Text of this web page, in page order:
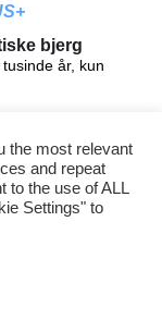
bjerg
år, kun
du måske, at de
the most relevant
and repeat
to the use of ALL
Settings" to